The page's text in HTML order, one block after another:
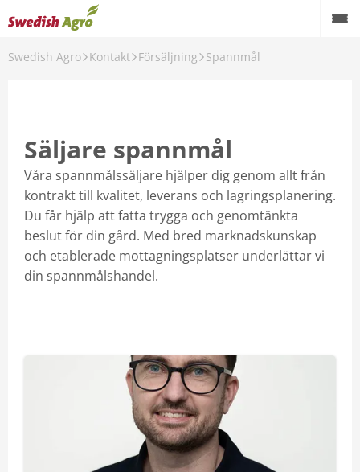
Swedish Agro Kontakt Försäljning Spannmål
Säljare spannmål
Våra spannmålssäljare hjälper dig genom allt från
kontrakt till kvalitet, leverans och lagringsplanering.
Du får hjälp att fatta trygga och genomtänkta
beslut för din gård. Med bred marknadskunskap
och etablerade mottagningsplatser underlättar vi
din spannmålshandel.
Back
Försäljning
Verkstäder